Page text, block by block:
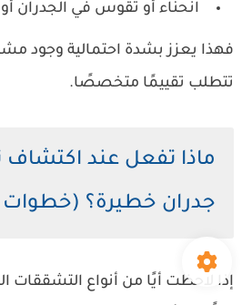
انحناء أو تقوس في الجدران
فهذا يعزز بشدة احتمالية وجود
تتطلب تقييمًا متخصصًا.
ماذا تفعل عند
جدران خطيرة؟ (خطوات
إذا لاحظت أيًا من أنواع التشققات